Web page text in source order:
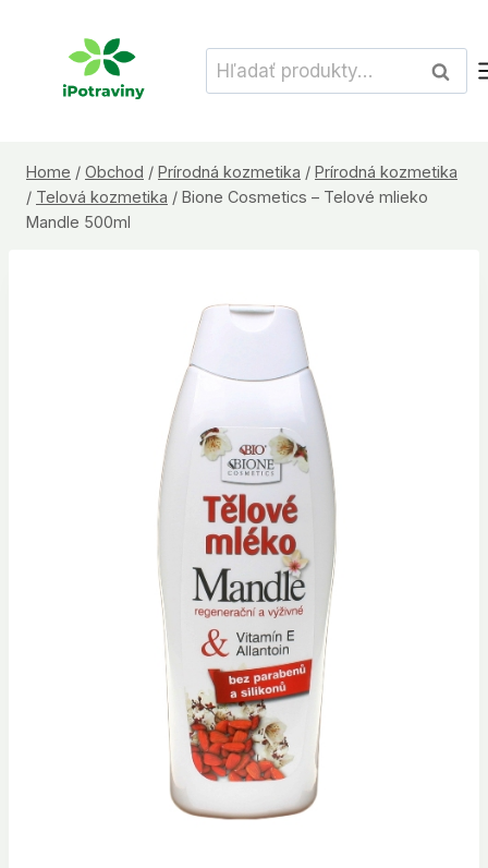
Hľadať:
Home / Obchod / Prírodná kozmetika / Prírodná kozmetika
/ Telová kozmetika / Bione Cosmetics – Telové mlieko
Mandle 500ml